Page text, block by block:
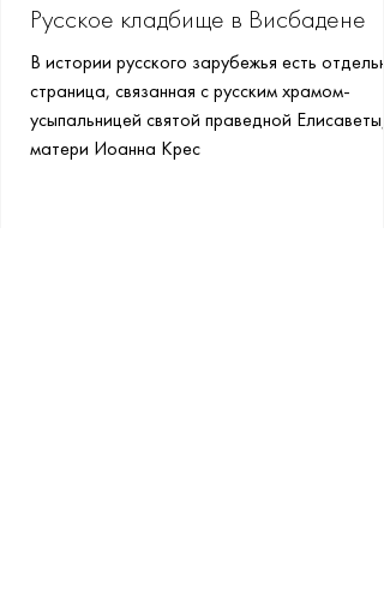
Русское кладбище в Висбадене
В истории русского зарубежья есть
страница, связанная с русским храмом-
усыпальницей святой праведной Елисаветы,
матери Иоанна Крес